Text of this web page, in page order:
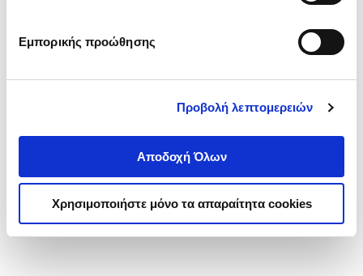
Εμπορικής προώθησης
Προβολή λεπτομερειών
Αποδοχή Όλων
Χρησιμοποιήστε μόνο τα απαραίτητα cookies